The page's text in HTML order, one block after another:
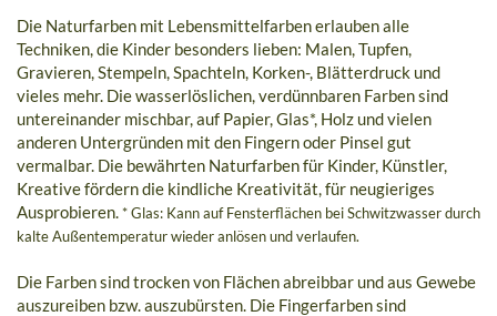
Die Naturfarben mit Lebensmittelfarben erlauben alle
Techniken, die Kinder besonders lieben: Malen, Tupfen,
Gravieren, Stempeln, Spachteln, Korken-, Blätterdruck und
vieles mehr. Die wasserlöslichen, verdünnbaren Farben sind
untereinander mischbar, auf Papier, Glas*, Holz und vielen
anderen Untergründen mit den Fingern oder Pinsel gut
vermalbar. Die bewährten Naturfarben für Kinder, Künstler,
Kreative fördern die kindliche Kreativität, für neugieriges
Ausprobieren. * Glas: Kann auf Fensterflächen bei Schwitzwasser durch
kalte Außentemperatur wieder anlösen und verlaufen.
Die Farben sind trocken von Flächen abreibbar und aus Gewebe
auszureiben bzw. auszubürsten. Die Fingerfarben sind